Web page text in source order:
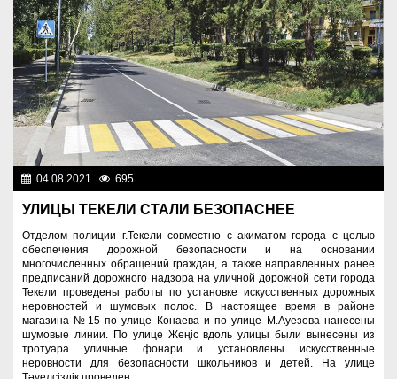
04.08.2021 695
УЛИЦЫ ТЕКЕЛИ СТАЛИ БЕЗОПАСНЕЕ
Отделом полиции г.Текели совместно с акиматом города с целью
обеспечения дорожной безопасности и на основании
многочисленных обращений граждан, а также направленных ранее
предписаний дорожного надзора на уличной дорожной сети города
Текели проведены работы по установке искусственных дорожных
неровностей и шумовых полос. В настоящее время в районе
магазина №15 по улице Конаева и по улице М.Ауезова нанесены
шумовые линии. По улице Жеңіс вдоль улицы были вынесены из
тротуара уличные фонари и установлены искусственные
неровности для безопасности школьников и детей. На улице